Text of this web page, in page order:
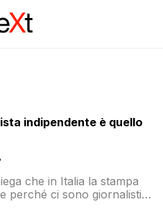
indipendente è quello
che in Italia la stampa
perché ci sono giornalisti